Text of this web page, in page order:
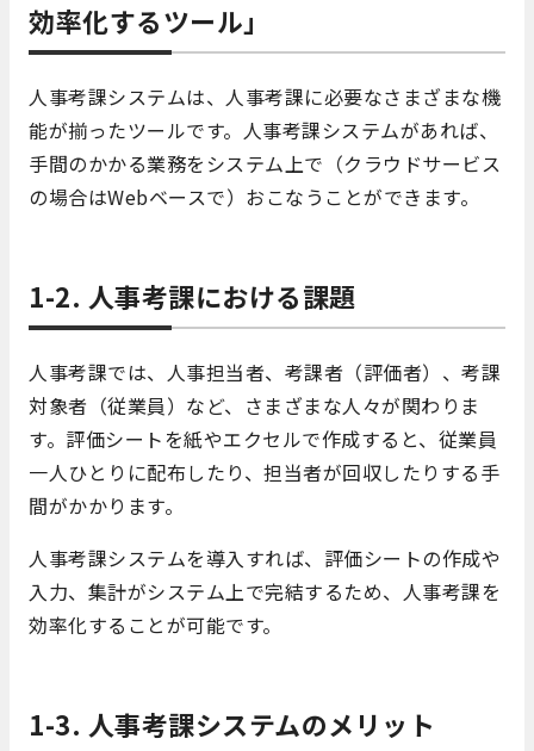
効率化するツール」
人事考課システムは、人事考課に必要なさまざまな機
能が揃ったツールです。人事考課システムがあれば、
手間のかかる業務をシステム上で（クラウドサービス
の場合はWebベースで）おこなうことができます。
1-2. 人事考課における課題
人事考課では、人事担当者、考課者（評価者）、考課
対象者（従業員）など、さまざまな人々が関わりま
す。評価シートを紙やエクセルで作成すると、従業員
一人ひとりに配布したり、担当者が回収したりする手
間がかかります。
人事考課システムを導入すれば、評価シートの作成や
入力、集計がシステム上で完結するため、人事考課を
効率化することが可能です。
1-3. 人事考課システムのメリット